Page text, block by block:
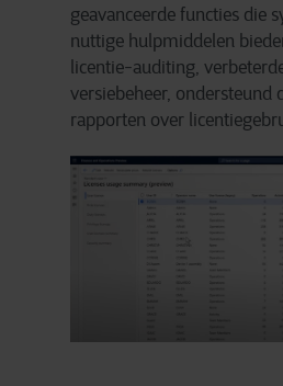
geavanceerde functies die
nuttige hulpmiddelen
licentie-auditing,
versiebeheer, ondersteund
rapporten over